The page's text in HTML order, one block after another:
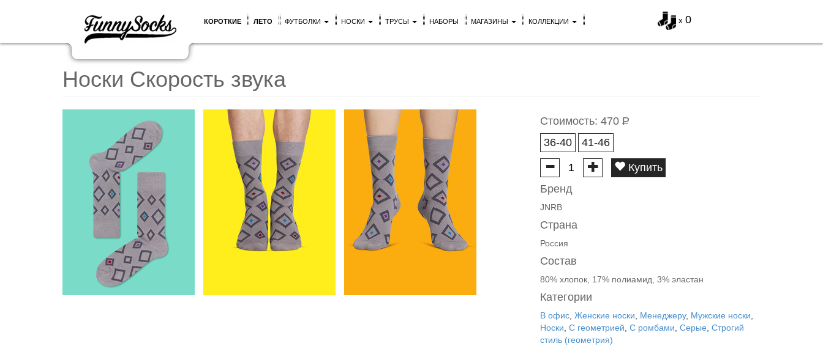
x 0
КОРОТКИЕ ЛЕТО ФУТБОЛКИ НОСКИ ТРУСЫ НАБОРЫ МАГАЗИНЫ КОЛЛЕКЦИИ
Носки Скорость звука
Стоимость: 470 Р
36-40
41-46
Купить
Бренд
JNRB
Страна
Россия
Состав
80% хлопок, 17% полиамид, 3% эластан
Категории
В офис Женские носки Менеджеру, Мужские носки
Носки С геометрией С ромбами Серые Строгий
стиль (геометрия)